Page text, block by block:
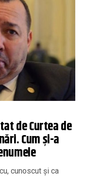
de Curtea de
Cum și-a
cunoscut și ca